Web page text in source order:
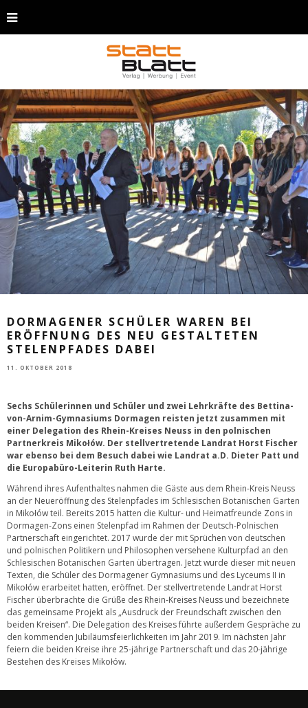
DORMAGENER SCHÜLER WAREN BEI
ERÖFFNUNG DES NEU GESTALTETEN
STELENPFADES DABEI
11. OKTOBER 2018
Sechs Schülerinnen und Schüler und zwei Lehrkräfte des Bettina-
von-Arnim-Gymnasiums Dormagen reisten jetzt zusammen mit
einer Delegation des Rhein-Kreises Neuss in den polnischen
Partnerkreis Mikołów. Der stellvertretende Landrat Horst Fischer
war ebenso bei dem Besuch dabei wie Landrat a.D. Dieter Patt und
die Europabüro-Leiterin Ruth Harte.
Während ihres Aufenthaltes nahmen die Gäste aus dem Rhein-Kreis Neuss
an der Neueröffnung des Stelenpfades im Schlesischen Botanischen Garten
in Mikołów teil. Bereits 2015 hatten die Kultur- und Heimatfreunde Zons in
Dormagen-Zons einen Stelenpfad im Rahmen der Deutsch-Polnischen
Partnerschaft eingerichtet. 2017 wurde der mit Sprüchen von deutschen
und polnischen Politikern und Philosophen versehene Kulturpfad an den
Schlesischen Botanischen Garten übertragen. Jetzt wurde dieser mit neuen
Texten, die Schüler des Dormagener Gymnasiums und des Lyceums II in
Mikołów erarbeitet hatten, eröffnet. Der stellvertretende Landrat Horst
Fischer überbrachte die Grüße des Rhein-Kreises Neuss und bezeichnete
das gemeinsame Projekt als „Ausdruck der Freundschaft zwischen den
beiden Kreisen“. Die Delegation des Kreises führte außerdem Gespräche zu
den kommenden Jubiläumsfeierlichkeiten im Jahr 2019. Im nächsten Jahr
feiern die beiden Kreise ihre 25-jährige Partnerschaft und das 20-jährige
Bestehen des Kreises Mikołów.